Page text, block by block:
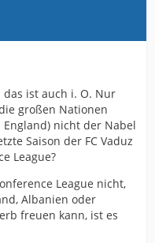
ist auch i. O. Nur
großen Nationen
nicht der Nabel
Saison der FC Vaduz
League?
League nicht,
Albanien oder
freuen kann, ist es